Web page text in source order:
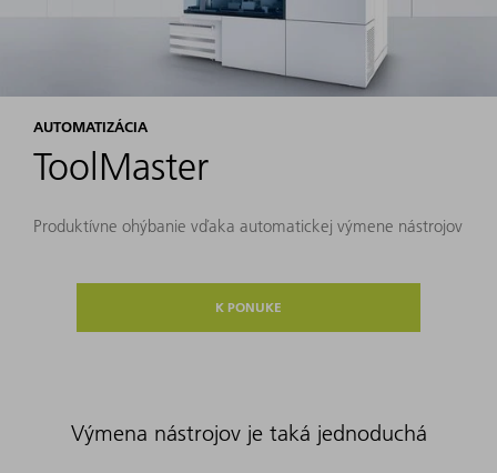
AUTOMATIZÁCIA
ToolMaster
Produktívne ohýbanie vďaka automatickej výmene nástrojov
K PONUKE
Výmena nástrojov je taká jednoduchá